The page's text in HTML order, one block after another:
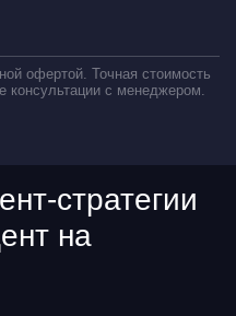
офертой. Точная стоимость
консультации с менеджером.
стратегии
на